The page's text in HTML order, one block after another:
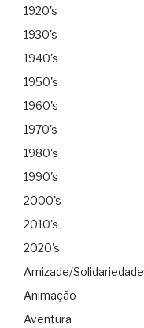
1920's
1930's
1940's
1950's
1960's
1970's
1980's
1990's
2000's
2010's
2020's
Amizade/Solidariedade
Animação
Aventura